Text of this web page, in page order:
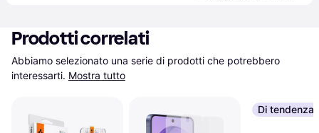
Prodotti correlati
Abbiamo selezionato una serie di prodotti che potrebbero
interessarti. Mostra tutto
Di tendenza